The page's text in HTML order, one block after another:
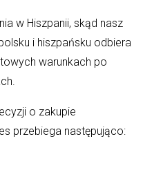
w Hiszpanii, skąd nasz
i hiszpańsku odbiera
warunkach po
o zakupie
przebiega następująco: